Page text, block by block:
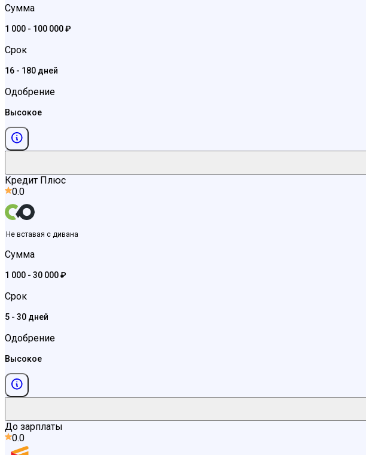
Сумма
1 000 - 100 000 ₽
Срок
16 - 180 дней
Одобрение
Высокое
Кредит Плюс
0.0
Не вставая с дивана
Сумма
1 000 - 30 000 ₽
Срок
5 - 30 дней
Одобрение
Высокое
До зарплаты
0.0